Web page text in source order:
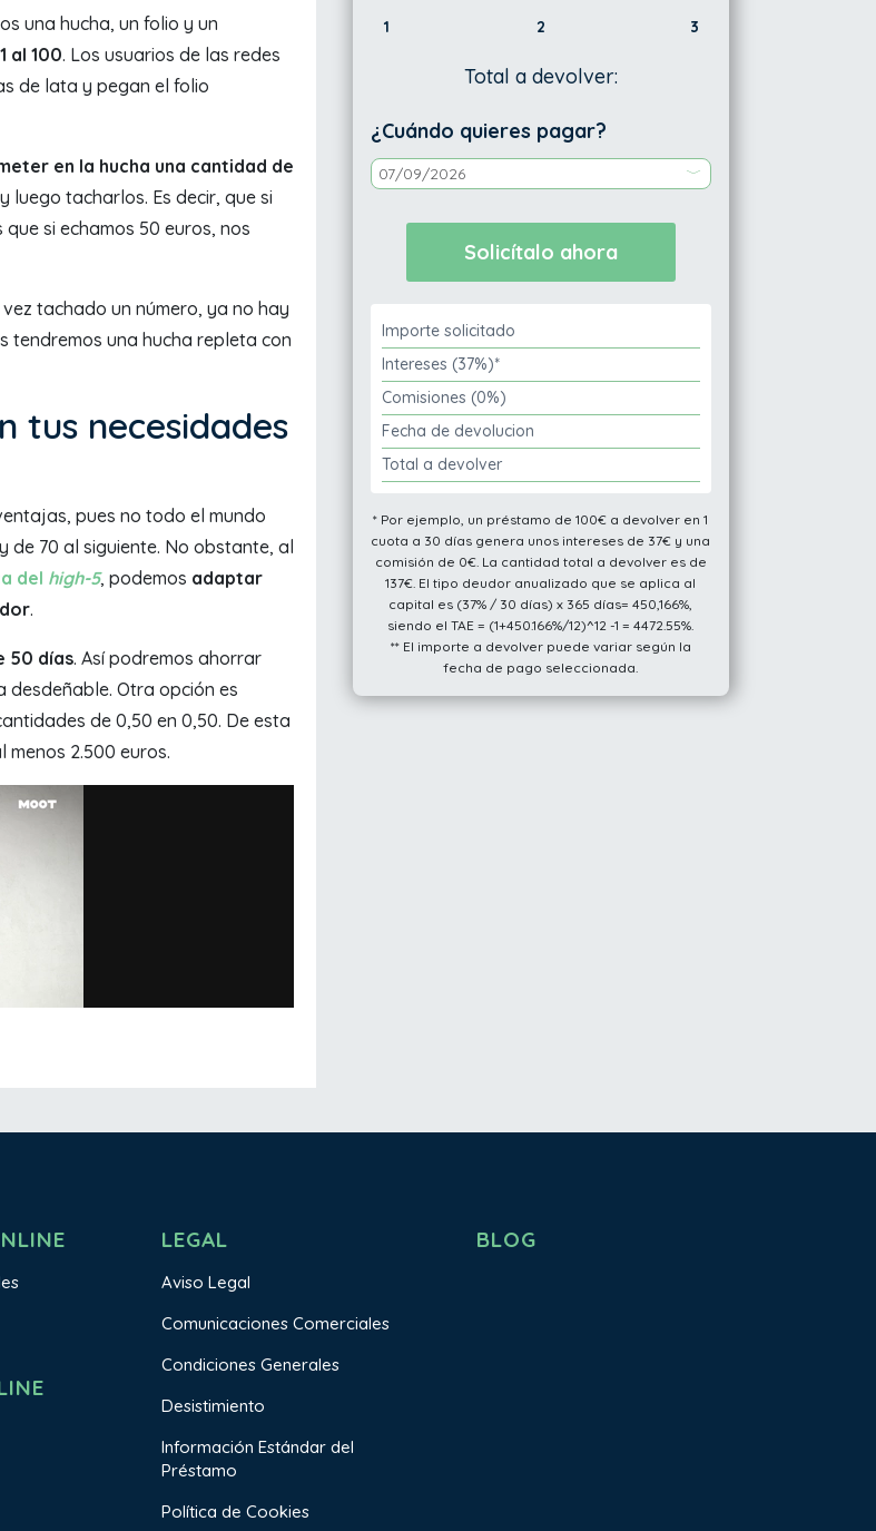
una hucha, un folio y un
al 100. Los usuarios de las redes
de lata y pegan el folio
en la hucha una cantidad de
y luego tacharlos. Es decir, que si
si echamos 50 euros, nos
tachado un número, ya no hay
tendremos una hucha repleta con
tus necesidades
pues no todo el mundo
de 70 al siguiente. No obstante, al
del high-5, podemos adaptar
.
50 días. Así podremos ahorrar
desdeñable. Otra opción es
de 0,50 en 0,50. De esta
2.500 euros.
1 2 3
Total a devolver:
¿Cuándo quieres pagar?
Importe solicitado
Intereses (37%)*
Comisiones (0%)
Fecha de devolucion
Total a devolver
* Por ejemplo, un préstamo de 100€ a devolver en 1
cuota a 30 días genera unos intereses de 37€ y una
comisión de 0€. La cantidad total a devolver es de
137€. El tipo deudor anualizado que se aplica al
capital es (37% / 30 días) x 365 días= 450,166%,
siendo el TAE = (1+450.166%/12)^12 -1 = 4472.55%.
** El importe a devolver puede variar según la
fecha de pago seleccionada.
LEGAL
Aviso Legal
Comunicaciones Comerciales
Condiciones Generales
Desistimiento
Información Estándar del
Préstamo
Política de Cookies
BLOG